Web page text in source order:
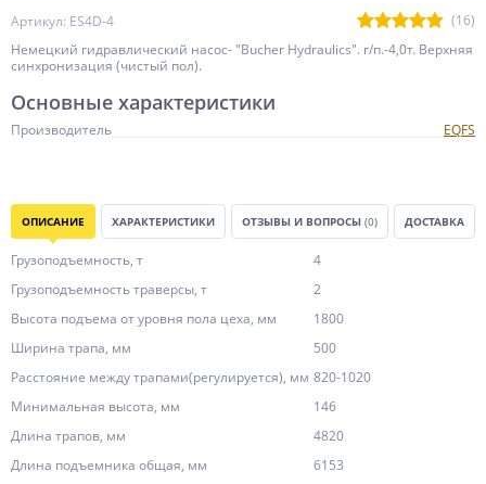
Артикул: ES4D-4
(16)
Немецкий гидравлический насос- "Bucher Hydraulics". г/п.-4,0т. Верхняя
синхронизация (чистый пол).
Основные характеристики
Производитель EQFS
ОПИСАНИЕ ХАРАКТЕРИСТИКИ ОТЗЫВЫ И ВОПРОСЫ (0) ДОСТАВКА
Грузоподъемность, т
4
Грузоподъемность траверсы, т
2
Высота подъема от уровня пола цеха, мм
1800
Ширина трапа, мм
500
Расстояние между трапами(регулируется), мм 820-1020
Минимальная высота, мм
146
Длина трапов, мм
4820
Длина подъемника общая, мм
6153